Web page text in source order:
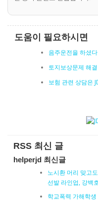
도움이 필요하시면
음주운전을 하셨
토지보상문제 해
보험 관련 상담은
RSS 최신 글
helperjd 최신글
노시환 머리 맞고
선발 라인업, 강백
학교폭력 가해학